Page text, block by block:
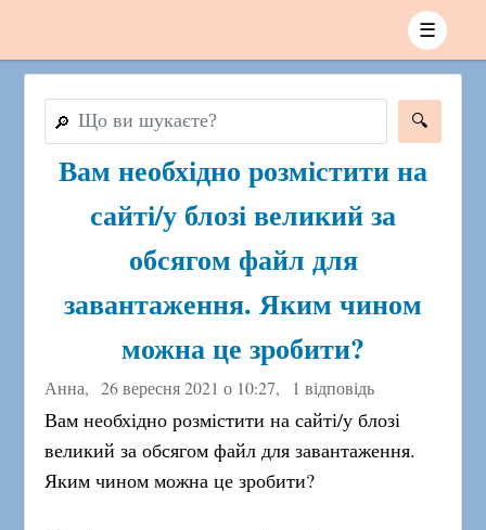
☰
🔎
Вам необхідно розмістити на
сайті/у блозі великий за
обсягом файл для
завантаження. Яким чином
можна це зробити?
Анна, 26 вересня 2021 о 10:27, 1 відповідь
Вам необхідно розмістити на сайті/у блозі
великий за обсягом файл для завантаження.
Яким чином можна це зробити?